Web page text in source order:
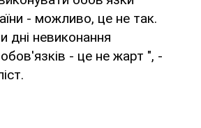
- можливо, це не так.
дні невиконання
- це не жарт ", -